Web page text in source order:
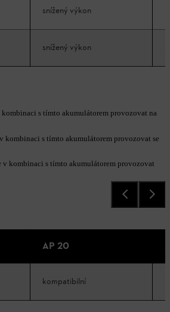
snížený výkon
snížený výkon
s tímto akumulátorem provozovat na
kombinaci s tímto akumulátorem provozovat se
v kombinaci s tímto akumulátorem provozovat
AP 20
kompatibilní